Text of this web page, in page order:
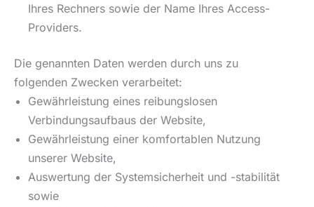
Ihres Rechners sowie der Name Ihres Access-
Providers.
Die genannten Daten werden durch uns zu
folgenden Zwecken verarbeitet:
Gewährleistung eines reibungslosen
Verbindungsaufbaus der Website,
Gewährleistung einer komfortablen Nutzung
unserer Website,
Auswertung der Systemsicherheit und -stabilität
sowie